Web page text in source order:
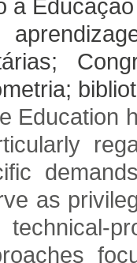
à
Education
as
technical-